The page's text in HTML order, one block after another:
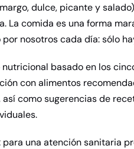
dulce, picante y
La comida es una forma
nosotros cada día: sólo
nutricional basado en los
con alimentos
como sugerencias de
para una atención sanitaria